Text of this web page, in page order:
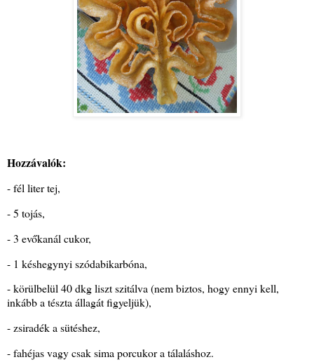
Hozzávalók:
- fél liter tej,
- 5 tojás,
- 3 evőkanál cukor,
- 1 késhegynyi szódabikarbóna,
- körülbelül 40 dkg liszt szitálva (nem biztos, hogy ennyi kell,
inkább a tészta állagát figyeljük),
- zsiradék a sütéshez,
- fahéjas vagy csak sima porcukor a tálaláshoz.